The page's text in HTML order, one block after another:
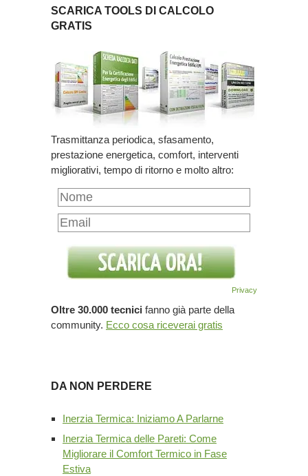
SCARICA TOOLS DI CALCOLO
GRATIS
Trasmittanza periodica, sfasamento,
prestazione energetica, comfort, interventi
migliorativi, tempo di ritorno e molto altro:
Privacy
Oltre 30.000 tecnici fanno già parte della
community. Ecco cosa riceverai gratis
DA NON PERDERE
Inerzia Termica: Iniziamo A Parlarne
Inerzia Termica delle Pareti: Come
Migliorare il Comfort Termico in Fase
Estiva